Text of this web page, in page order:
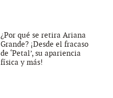
¿Por qué se retira Ariana
Grande? ¡Desde el fracaso
de ‘Petal’, su apariencia
física y más!